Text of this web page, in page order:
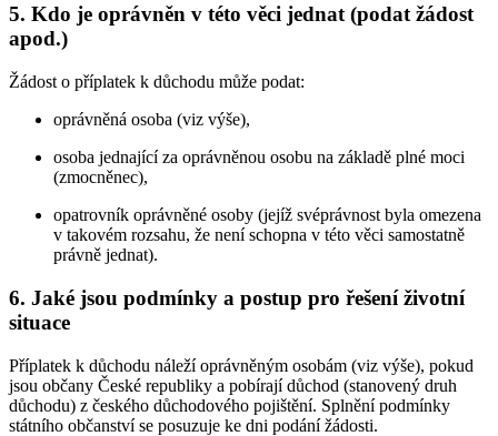
5. Kdo je oprávněn v této věci jednat (podat žádost
apod.)
Žádost o příplatek k důchodu může podat:
oprávněná osoba (viz výše),
osoba jednající za oprávněnou osobu na základě plné moci
(zmocněnec),
opatrovník oprávněné osoby (jejíž svéprávnost byla omezena
v takovém rozsahu, že není schopna v této věci samostatně
právně jednat).
6. Jaké jsou podmínky a postup pro řešení životní
situace
Příplatek k důchodu náleží oprávněným osobám (viz výše), pokud
jsou občany České republiky a pobírají důchod (stanovený druh
důchodu) z českého důchodového pojištění. Splnění podmínky
státního občanství se posuzuje ke dni podání žádosti.